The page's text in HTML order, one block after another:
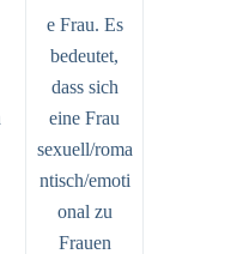
e Frau. Es
bedeutet,
dass sich
eine Frau
sexuell/roma
ntisch/emoti
onal zu
Frauen